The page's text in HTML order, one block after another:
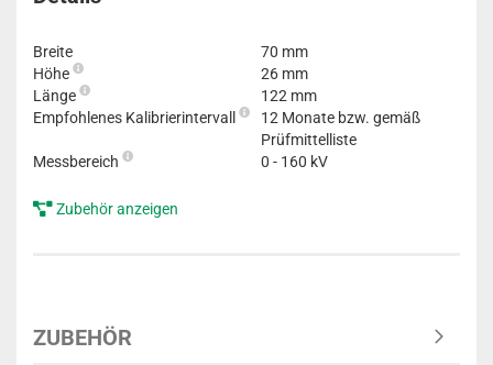
Breite
70 mm
Höhe
26 mm
Länge
122 mm
Empfohlenes Kalibrierintervall
12 Monate bzw. gemäß
Prüfmittelliste
Messbereich
0 - 160 kV
Zubehör anzeigen
ZUBEHÖR